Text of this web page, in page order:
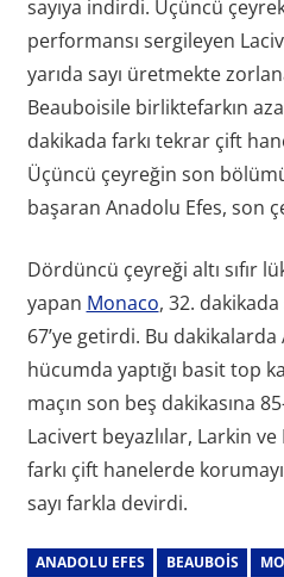
sayıya indirdi. Üçüncü
performansı sergileyen
yarıda sayı üretmekte
Beauboisile birliktefarkın
dakikada farkı tekrar çift
Üçüncü çeyreğin son
başaran Anadolu Efes, son
Dördüncü çeyreği altı sıfır
yapan Monaco, 32.
67’ye getirdi. Bu dakikalarda
hücumda yaptığı basit top
maçın son beş dakikasına
Lacivert beyazlılar, Larkin ve
farkı çift hanelerde
sayı farkla devirdi.
ANADOLU EFES BEAUBOIS